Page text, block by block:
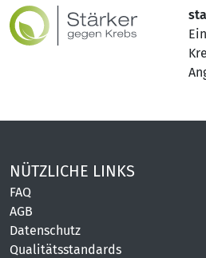
NÜTZLICHE LINKS
FAQ
AGB
Datenschutz
Qualitätsstandards